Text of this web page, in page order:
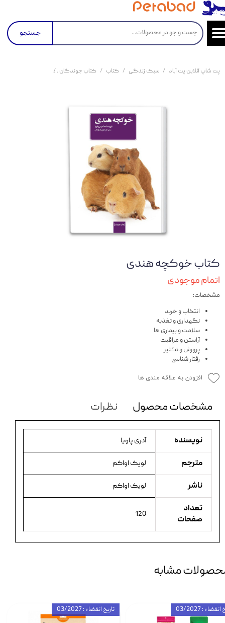
جستجو
پت شاپ آنلاین پت آباد سبک زندگی کتاب کتاب جوندگان
کتاب خوکچه هندی
اتمام موجودی
مشخصات:
انتخاب و خرید
نگهداری و تغذیه
سلامت و بیماری ها
آراستن و مراقبت
پرورش و تکثیر
رفتار شناسی
افزودن به علاقه مندی ها
مشخصات محصول نظرات
نویسنده آدری پاویا
مترجم لویک اواکم
ناشر لویک اواکم
تعداد
صفحات
120
مشابه
تاریخ انقضاء : 03/2027 : 03/2027